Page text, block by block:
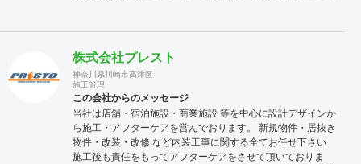
つ高いデザイン性が評価される賞を国内外で100以上受賞し
ております。 彼らの想像力と技術力のコンビネーションで、
空間をシグネチャーデザインに、 コンセプトからお客様のブ
ランドアイデンティティーを表現いたします。 - 店舗・オフ
ィス内装 ブランドや企業の魅力を最大限に引き出した店舗や
オフィス環境で、 消費者の包括的なブランド体験を築く空間
をつくりあげます。 商品・ブランド・空間を融合し、印象強
い、美しく機能的な内装をお届けするため、お客様と密に連
携をとって、プロジェクトに取り組みます。
株式会社プレスト
神奈川県川崎市高津区
施工管理
この会社からのメッセージ
当社は店舗・宿泊施設・商業施設 等を中心に設計デザインか
ら施工・アフターケアを営んでおります。 新規物件・居抜き
物件・改装・改修 など内装工事に関する全てお任せ下さい
施工後も責任をもってアフターケアをさせて頂いておりま